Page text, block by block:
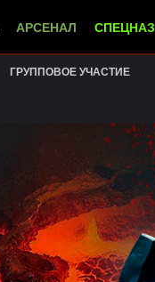
АРСЕНАЛ СПЕЦНАЗ
ГРУППОВОЕ УЧАСТИЕ